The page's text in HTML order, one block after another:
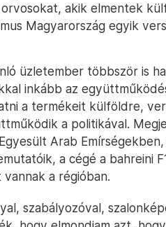
akik elmentek
Magyarország egyik
üzletember többször is
inkább az
a termékeit külföldre,
a politikával.
Arab
a cégé a bahreini
a régióban.
szabályozóval,